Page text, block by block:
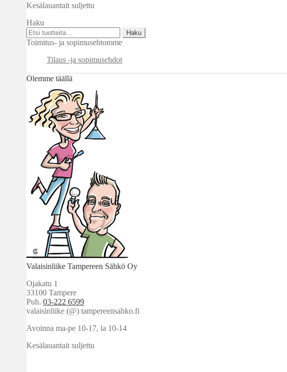
Kesälauantait suljettu
Haku
Etsi:
Haku
Toimitus- ja sopimusehtomme
Tilaus -ja sopimusehdot
Olemme täällä
Valaisinliike Tampereen Sähkö Oy
Ojakatu 1
33100 Tampere
Puh. 03-222 6599
valaisinliike (@) tampereensahko.fi
Avoinna ma-pe 10-17, la 10-14
Kesälauantait suljettu